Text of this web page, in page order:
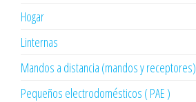
Hogar
Linternas
Mandos a distancia (mandos y receptores)
Pequeños electrodomésticos ( PAE )